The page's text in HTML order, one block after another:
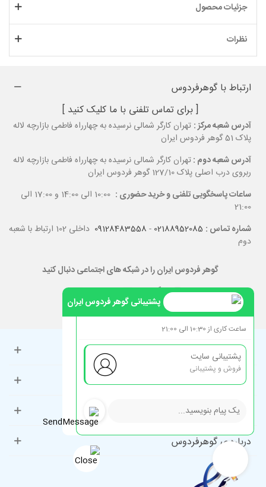
جزئیات محصول
نظرات
ارتباط با گوهرفردوس
[ برای تماس تلفنی با ما کلیک کنید ]
آدرس شعبه مرکز : تهران کارگر شمالی نرسیده به چهارراه فاطمی بازارچه لاله
پلاک 51 گوهر فردوس ایران
آدرس شعبه دوم :تهران کارگر شمالی نرسیده به چهارراه فاطمی بازارچه لاله
ربروی درب اصلی پلاک 127/10 گوهر فردوس ایران
ساعات پاسخگویی تلفنی و خرید حضوری :
10:00 الی 14:00 و 17:00 الی
21:00
شماره تماس : 02188952085
-
09128483558
داخلی 102 ارتباط با شعبه
دوم
گوهر فردوس ایران را در شبکه های اجتماعی دنبال کنید
حساب کاربری
راهنمای مشتریان
دسته‌بندی‌های پرطرفدار
درباره ی گوهرفردوس
پشتیبانی گوهر فردوس ایران
ساعت کاری از 10:30 الی 21:00
پشتیبانی سایت
فروش و پشتیبانی